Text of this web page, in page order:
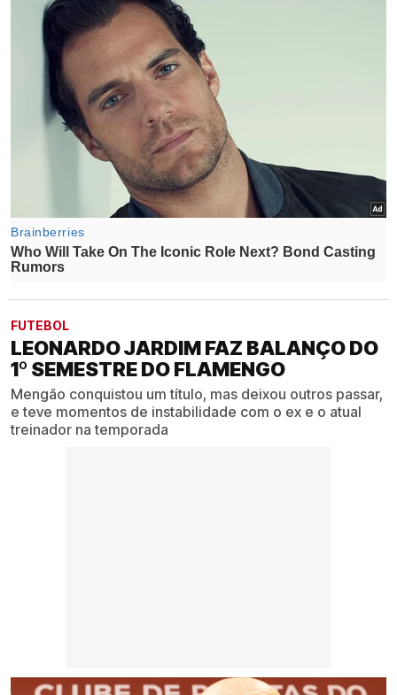
FUTEBOL
LEONARDO JARDIM FAZ BALANÇO DO
1º SEMESTRE DO FLAMENGO
Mengão conquistou um título, mas deixou outros passar,
e teve momentos de instabilidade com o ex e o atual
treinador na temporada